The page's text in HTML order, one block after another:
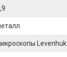
Levenhuk